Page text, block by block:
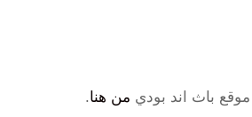
باث اند بودي من هنا.